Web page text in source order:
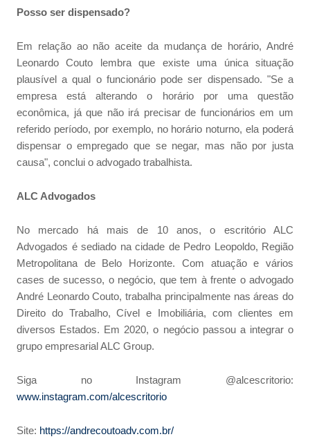
Posso ser dispensado?
Em relação ao não aceite da mudança de horário, André
Leonardo Couto lembra que existe uma única situação
plausível a qual o funcionário pode ser dispensado. "Se a
empresa está alterando o horário por uma questão
econômica, já que não irá precisar de funcionários em um
referido período, por exemplo, no horário noturno, ela poderá
dispensar o empregado que se negar, mas não por justa
causa", conclui o advogado trabalhista.
ALC Advogados
No mercado há mais de 10 anos, o escritório ALC
Advogados é sediado na cidade de Pedro Leopoldo, Região
Metropolitana de Belo Horizonte. Com atuação e vários
cases de sucesso, o negócio, que tem à frente o advogado
André Leonardo Couto, trabalha principalmente nas áreas do
Direito do Trabalho, Cível e Imobiliária, com clientes em
diversos Estados. Em 2020, o negócio passou a integrar o
grupo empresarial ALC Group.
Siga no Instagram @alcescritorio:
www.instagram.com/alcescritorio
Site: https://andrecoutoadv.com.br/